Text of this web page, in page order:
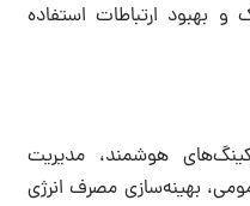
بهبود ارتباطات استفاده
هوشمند، مدیریت
بهینه‌سازی مصرف انرژی